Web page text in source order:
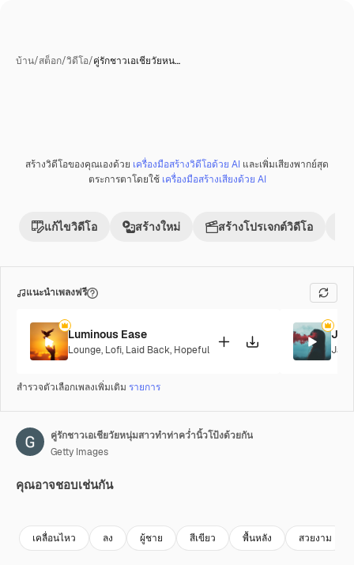
บ้าน/สต็อก/วิดีโอ/คู่รักชาวเอเชียวัยหน…
พรีเมี่ยม
สร้างวิดีโอของคุณเองด้วย เครื่องมือสร้างวิดีโอด้วย AI และเพิ่มเสียงพากย์สุด
ตระการตาโดยใช้ เครื่องมือสร้างเสียงด้วย AI
แก้ไขวิดีโอ สร้างใหม่ สร้างโปรเจกต์วิดีโอ
แนะนำเพลงฟรี
Luminous Ease
Lounge, Lofi, Laid Back, Hopeful Jazz
สำรวจตัวเลือกเพลงเพิ่มเติม รายการ
คู่รักชาวเอเชียวัยหนุ่มสาวทำท่าคว่ำนิ้วโป้งด้วยกัน
Getty Images
คุณอาจชอบเช่นกัน
เคลื่อนไหว ลง ผู้ชาย สีเขียว พื้นหลัง สวยงาม